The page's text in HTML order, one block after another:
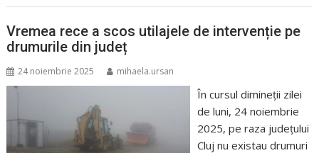
Vremea rece a scos utilajele de intervenție pe
drumurile din județ
24 noiembrie 2025 mihaela.ursan
În cursul dimineţii zilei
de luni, 24 noiembrie
2025, pe raza județului
Cluj nu existau drumuri